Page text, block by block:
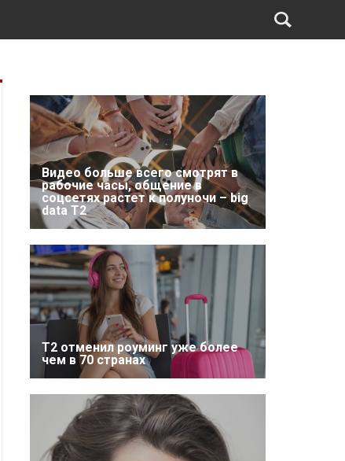
Видео больше всего смотрят в
рабочие часы, общение в
соцсетях растет к полуночи – big
data T2
Т2 отменил роуминг уже более
чем в 70 странах